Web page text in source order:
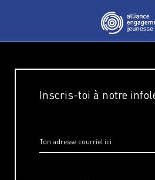
Inscris-toi à notre